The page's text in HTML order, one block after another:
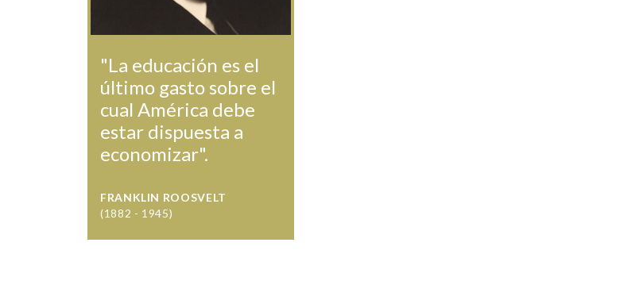
"La educación es el
último gasto sobre el
cual América debe
estar dispuesta a
economizar".
FRANKLIN ROOSVELT
(1882 - 1945)